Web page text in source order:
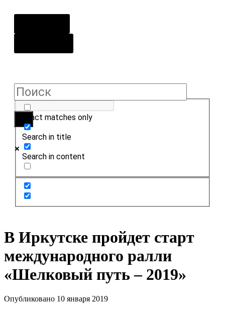
Exact matches only
Search in title
Search in content
В Иркутске пройдет старт
международного ралли
«Шелковый путь – 2019»
Опубликовано 10 января 2019